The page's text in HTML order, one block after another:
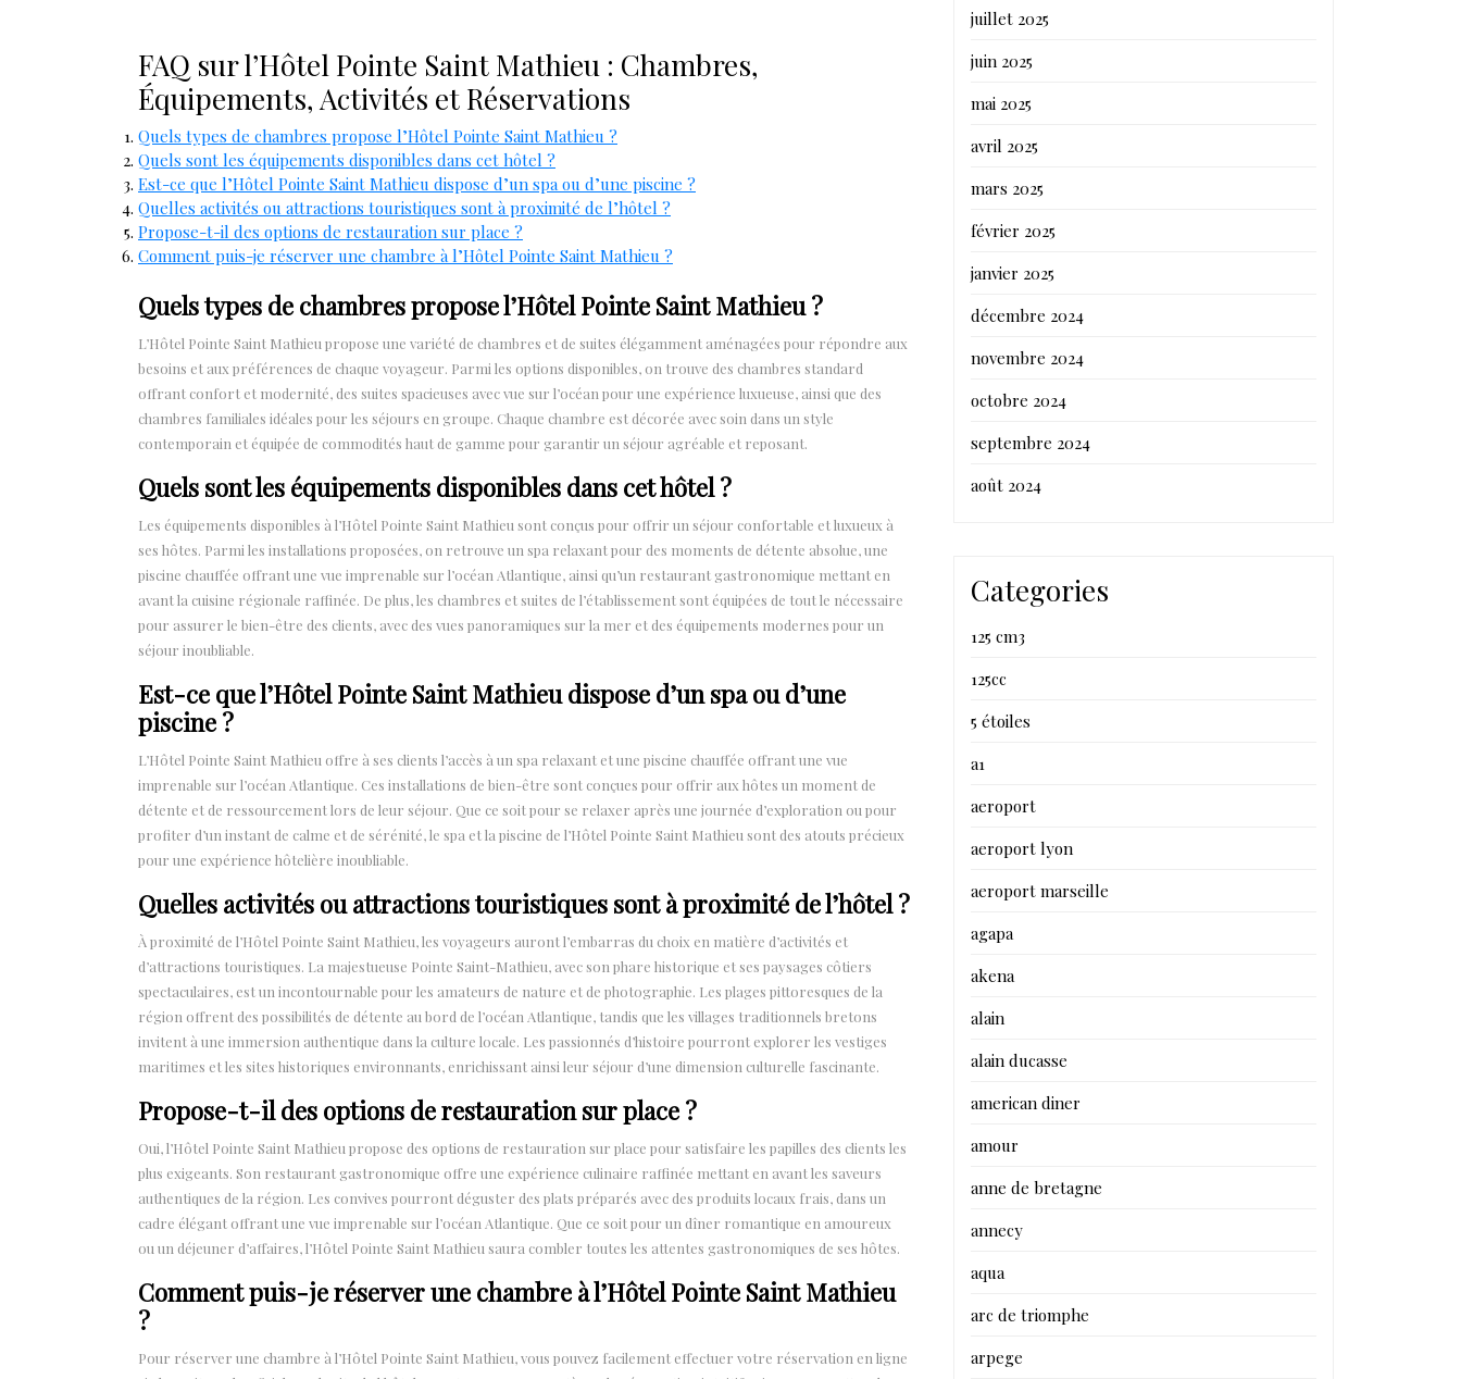
FAQ sur l’Hôtel Pointe Saint Mathieu : Chambres,
Équipements, Activités et Réservations
Quels types de chambres propose l’Hôtel Pointe Saint Mathieu ?
Quels sont les équipements disponibles dans cet hôtel ?
Est-ce que l’Hôtel Pointe Saint Mathieu dispose d’un spa ou d’une piscine ?
Quelles activités ou attractions touristiques sont à proximité de l’hôtel ?
Propose-t-il des options de restauration sur place ?
Comment puis-je réserver une chambre à l’Hôtel Pointe Saint Mathieu ?
Quels types de chambres propose l’Hôtel Pointe Saint Mathieu ?
L’Hôtel Pointe Saint Mathieu propose une variété de chambres et de suites élégamment aménagées pour répondre aux
besoins et aux préférences de chaque voyageur. Parmi les options disponibles, on trouve des chambres standard
offrant confort et modernité, des suites spacieuses avec vue sur l’océan pour une expérience luxueuse, ainsi que des
chambres familiales idéales pour les séjours en groupe. Chaque chambre est décorée avec soin dans un style
contemporain et équipée de commodités haut de gamme pour garantir un séjour agréable et reposant.
Quels sont les équipements disponibles dans cet hôtel ?
Les équipements disponibles à l’Hôtel Pointe Saint Mathieu sont conçus pour offrir un séjour confortable et luxueux à
ses hôtes. Parmi les installations proposées, on retrouve un spa relaxant pour des moments de détente absolue, une
piscine chauffée offrant une vue imprenable sur l’océan Atlantique, ainsi qu’un restaurant gastronomique mettant en
avant la cuisine régionale raffinée. De plus, les chambres et suites de l’établissement sont équipées de tout le nécessaire
pour assurer le bien-être des clients, avec des vues panoramiques sur la mer et des équipements modernes pour un
séjour inoubliable.
Est-ce que l’Hôtel Pointe Saint Mathieu dispose d’un spa ou d’une
piscine ?
L’Hôtel Pointe Saint Mathieu offre à ses clients l’accès à un spa relaxant et une piscine chauffée offrant une vue
imprenable sur l’océan Atlantique. Ces installations de bien-être sont conçues pour offrir aux hôtes un moment de
détente et de ressourcement lors de leur séjour. Que ce soit pour se relaxer après une journée d’exploration ou pour
profiter d’un instant de calme et de sérénité, le spa et la piscine de l’Hôtel Pointe Saint Mathieu sont des atouts précieux
pour une expérience hôtelière inoubliable.
Quelles activités ou attractions touristiques sont à proximité de l’hôtel ?
À proximité de l’Hôtel Pointe Saint Mathieu, les voyageurs auront l’embarras du choix en matière d’activités et
d’attractions touristiques. La majestueuse Pointe Saint-Mathieu, avec son phare historique et ses paysages côtiers
spectaculaires, est un incontournable pour les amateurs de nature et de photographie. Les plages pittoresques de la
région offrent des possibilités de détente au bord de l’océan Atlantique, tandis que les villages traditionnels bretons
invitent à une immersion authentique dans la culture locale. Les passionnés d’histoire pourront explorer les vestiges
maritimes et les sites historiques environnants, enrichissant ainsi leur séjour d’une dimension culturelle fascinante.
Propose-t-il des options de restauration sur place ?
Oui, l’Hôtel Pointe Saint Mathieu propose des options de restauration sur place pour satisfaire les papilles des clients les
plus exigeants. Son restaurant gastronomique offre une expérience culinaire raffinée mettant en avant les saveurs
authentiques de la région. Les convives pourront déguster des plats préparés avec des produits locaux frais, dans un
cadre élégant offrant une vue imprenable sur l’océan Atlantique. Que ce soit pour un dîner romantique en amoureux
ou un déjeuner d’affaires, l’Hôtel Pointe Saint Mathieu saura combler toutes les attentes gastronomiques de ses hôtes.
Comment puis-je réserver une chambre à l’Hôtel Pointe Saint Mathieu
?
Pour réserver une chambre à l’Hôtel Pointe Saint Mathieu, vous pouvez facilement effectuer votre réservation en ligne
juillet 2025
juin 2025
mai 2025
avril 2025
mars 2025
février 2025
janvier 2025
décembre 2024
novembre 2024
octobre 2024
septembre 2024
août 2024
Categories
125 cm3
125cc
5 étoiles
a1
aeroport
aeroport lyon
aeroport marseille
agapa
akena
alain
alain ducasse
american diner
amour
anne de bretagne
annecy
aqua
arc de triomphe
arpege